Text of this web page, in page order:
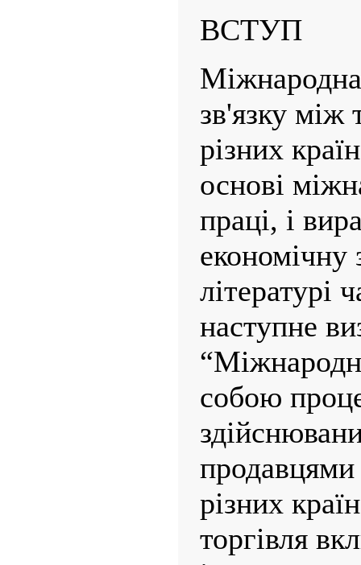
ВСТУП
зв'язку між
різних
основі
праці, і
економічну
літературі
наступне
собою
продавцями
різних
торгівля